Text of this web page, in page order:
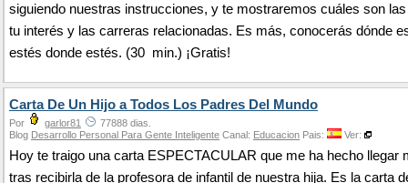
siguiendo nuestras instrucciones, y te mostraremos cuáles son
tu interés y las carreras relacionadas. Es más, conocerás dónde
estés donde estés. (30 min.) ¡Gratis!
Carta De Un Hijo a Todos Los Padres Del Mundo
Por garlor81
77888 dias.
Blog Desarrollo Personal Para Gente Inteligente Canal: Educacion Pais: Ver:
Hoy te traigo una carta ESPECTACULAR que me ha hecho llegar
tras recibirla de la profesora de infantil de nuestra hija. Es la carta